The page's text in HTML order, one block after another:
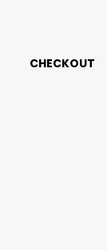
CHECKOUT